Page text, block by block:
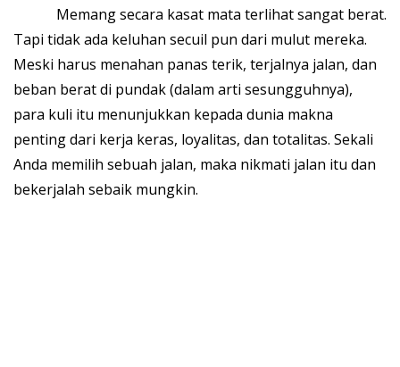
Memang secara kasat mata terlihat sangat berat.
Tapi tidak ada keluhan secuil pun dari mulut mereka.
Meski harus menahan panas terik, terjalnya jalan, dan
beban berat di pundak (dalam arti sesungguhnya),
para kuli itu menunjukkan kepada dunia makna
penting dari kerja keras, loyalitas, dan totalitas. Sekali
Anda memilih sebuah jalan, maka nikmati jalan itu dan
bekerjalah sebaik mungkin.